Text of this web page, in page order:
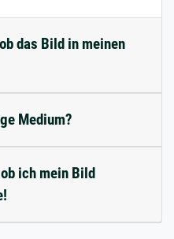
das Bild in meinen
Medium?
ich mein Bild